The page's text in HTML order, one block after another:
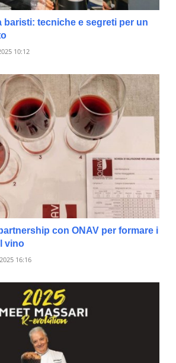
baristi: tecniche e segreti per un
10:12
con ONAV per formare i
vino
16:16